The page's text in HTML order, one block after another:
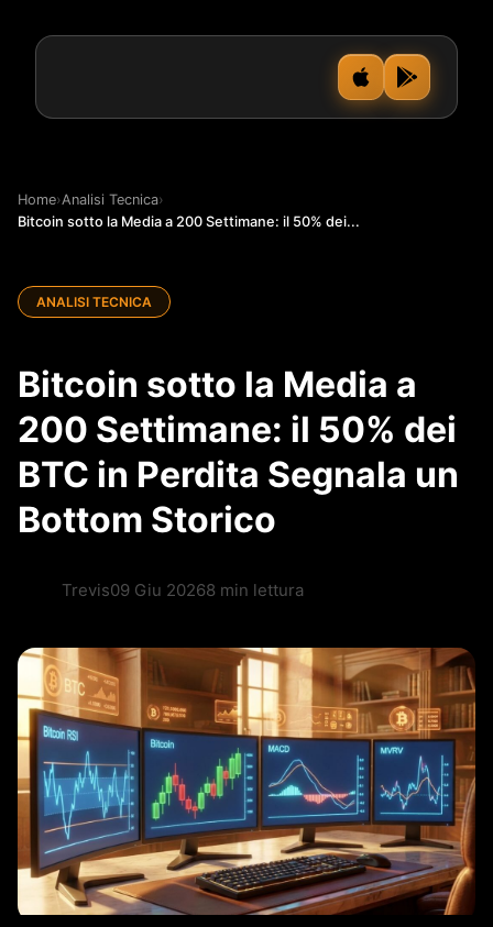
Home›Analisi Tecnica›
Bitcoin sotto la Media a 200 Settimane: il 50% dei...
ANALISI TECNICA
Bitcoin sotto la Media a
200 Settimane: il 50% dei
BTC in Perdita Segnala un
Bottom Storico
Trevis09 Giu 20268 min lettura